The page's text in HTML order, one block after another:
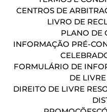
CENTROS DE
LIVRO DE
PLANO DE
INFORMAÇÃO PRÉ-
FORMULÁRIO DE
DE
DIREITO DE LIVRE